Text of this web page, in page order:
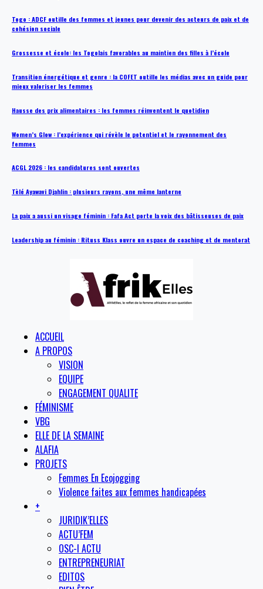
Togo : ADCF outille des femmes et jeunes pour devenir des acteurs de paix et de
cohésion sociale
Grossesse et école: les Togolais favorables au maintien des filles à l’école
Transition énergétique et genre : la COFET outille les médias avec un guide pour
mieux valoriser les femmes
Hausse des prix alimentaires : les femmes réinventent le quotidien
Women’s Glow : l’expérience qui révèle le potentiel et le rayonnement des
femmes
ACGL 2026 : les candidatures sont ouvertes
Tèlé Ayawavi Djahlin : plusieurs rayons, une même lanterne
La paix a aussi un visage féminin : Fafa Act porte la voix des bâtisseuses de paix
Leadership au féminin : Rituss Klass ouvre un espace de coaching et de mentorat
ACCUEIL
A PROPOS
VISION
EQUIPE
ENGAGEMENT QUALITE
FÉMINISME
VBG
ELLE DE LA SEMAINE
ALAFIA
PROJETS
Femmes En Ecojogging
Violence faites aux femmes handicapées
+
JURIDIK’ELLES
ACTU’FEM
OSC-I ACTU
ENTREPRENEURIAT
EDITOS